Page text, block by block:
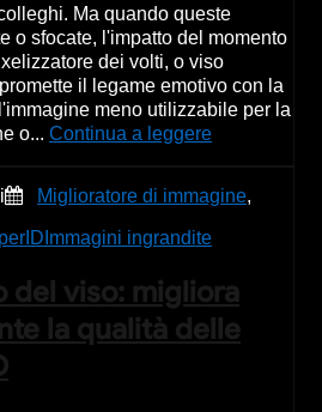
Ma quando queste
o sfocate, l'impatto del momento
dei volti, o viso
il legame emotivo con la
meno utilizzabile per la
o... Continua a leggere
Miglioratore di immagine,
Immagini ingrandite
del viso: migliora
la qualità delle